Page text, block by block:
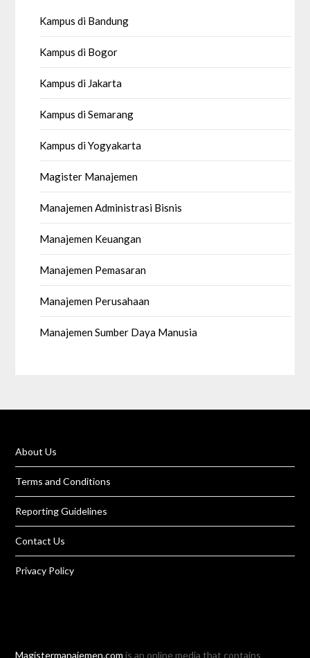
Kampus di Bandung
Kampus di Bogor
Kampus di Jakarta
Kampus di Semarang
Kampus di Yogyakarta
Magister Manajemen
Manajemen Administrasi Bisnis
Manajemen Keuangan
Manajemen Pemasaran
Manajemen Perusahaan
Manajemen Sumber Daya Manusia
About Us
Terms and Conditions
Reporting Guidelines
Contact Us
Privacy Policy
Magistermanajemen.com is an online media that contains